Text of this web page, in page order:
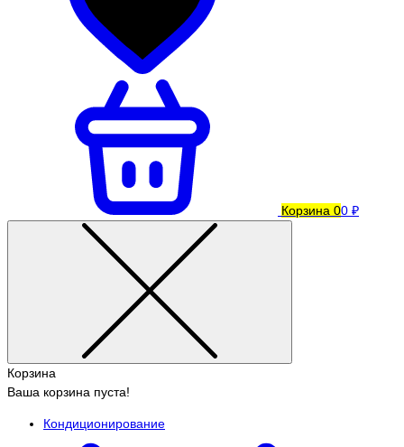
Корзина 00 ₽
Корзина
Ваша корзина пуста!
Кондиционирование